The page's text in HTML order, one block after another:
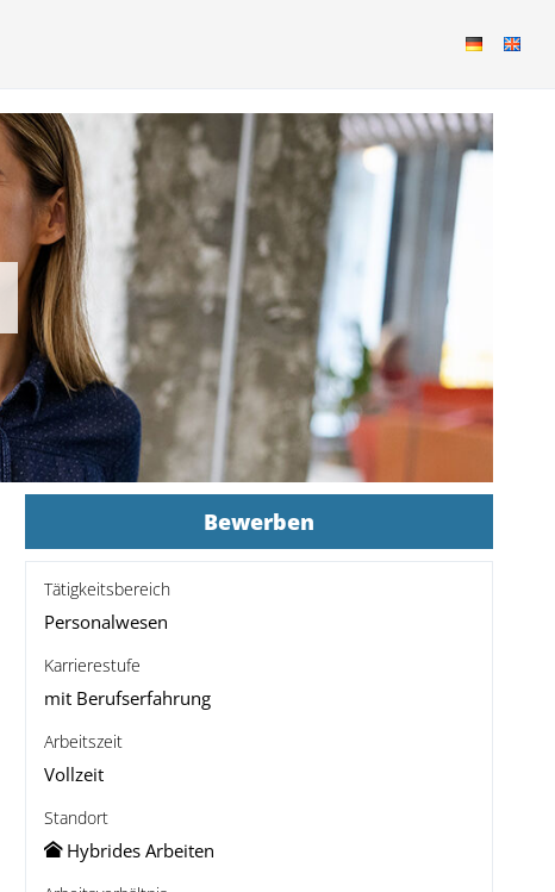
Bewerben
Tätigkeitsbereich
Personalwesen
Karrierestufe
mit Berufserfahrung
Arbeitszeit
Vollzeit
Standort
Hybrides Arbeiten